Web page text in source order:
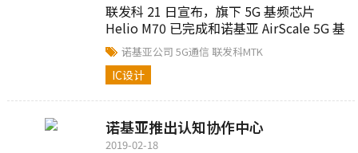
联发科 21 日宣布，旗下 5G 基频芯片
Helio M70 已完成和诺基亚 AirScale 5G 基
地台间首次 5G 通讯互通性测试。此次合作
成果，将是两家公司 5G 发展进程的重要里
程碑。
诺基亚公司5G通信 联发科MTK
IC设计
诺基亚推出认知协作中心
2019-02-18